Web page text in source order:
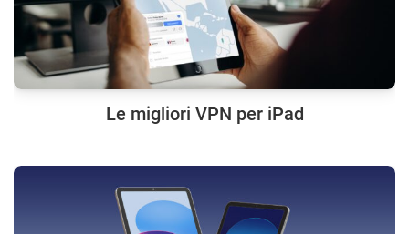
Le migliori VPN per iPad